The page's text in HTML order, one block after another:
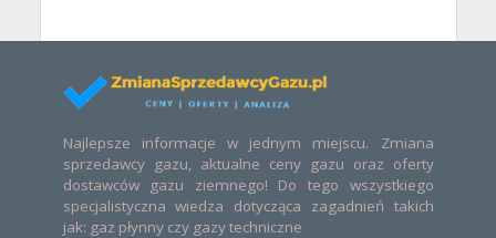
Najlepsze informacje w jednym miejscu. Zmiana
sprzedawcy gazu, aktualne ceny gazu oraz oferty
dostawców gazu ziemnego! Do tego wszystkiego
specjalistyczna wiedza dotycząca zagadnień takich
jak: gaz płynny czy gazy techniczne